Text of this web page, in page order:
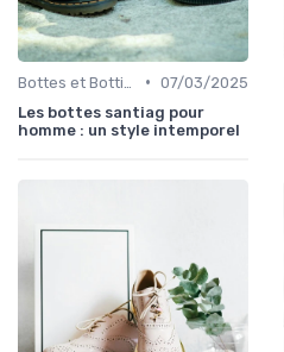
• 07/03/2025
Les bottes santiag pour
homme : un style intemporel